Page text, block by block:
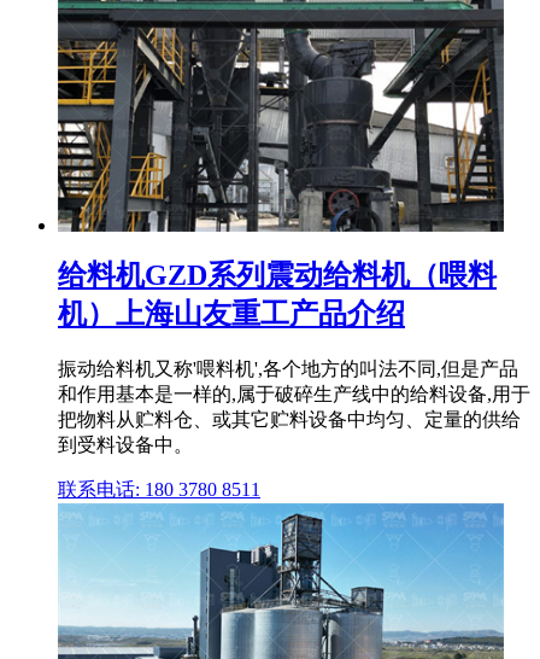
给料机GZD系列震动给料机（喂料
机）上海山友重工产品介绍
振动给料机又称'喂料机',各个地方的叫法不同,但是产品
和作用基本是一样的,属于破碎生产线中的给料设备,用于
把物料从贮料仓、或其它贮料设备中均匀、定量的供给
到受料设备中。
联系电话: 180 3780 8511